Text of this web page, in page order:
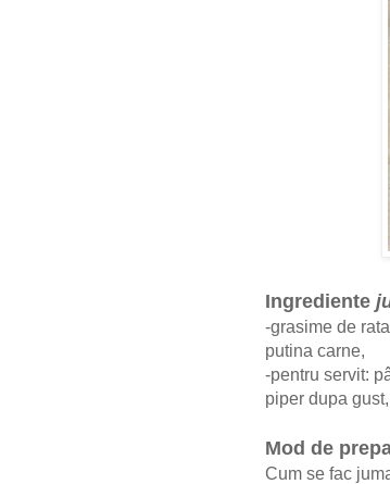
Ingrediente
-grasime de
putina carne,
-pentru servit:
piper dupa
Mod de
Cum se fac